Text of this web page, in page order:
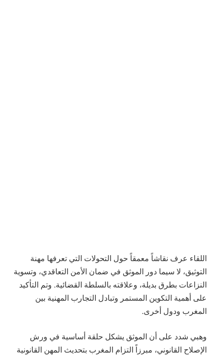
اللقاء عرف نقاشاً معمقاً حول التحولات التي تعرفها مهنة
التوثيق، لا سيما دور الموثق في ضمان الأمن التعاقدي، وتسوية
النزاعات بطرق بديلة، وعلاقته بالسلطة القضائية. وتم التأكيد
على أهمية التكوين المستمر وتبادل التجارب المهنية بين
المغرب ودول أخرى.
وهبي شدد على أن الموثق يشكل حلقة أساسية في ورش
الإصلاح القانوني، مبرزاً التزام المغرب بتحديث المهن القانونية